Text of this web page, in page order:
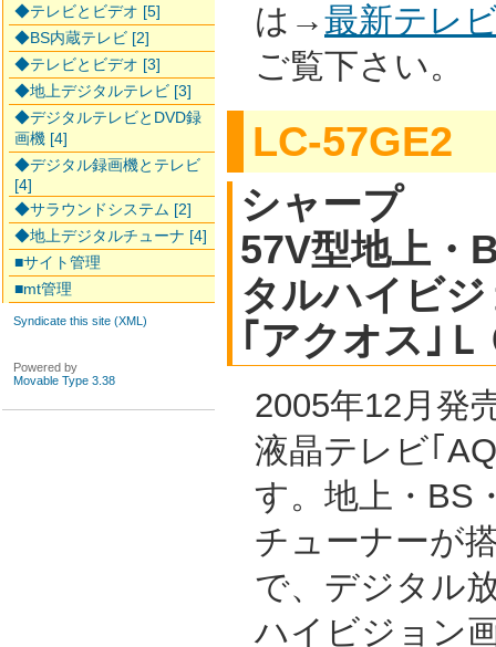
は→最新テレ
ご覧下さい。
LC-57GE2
シャープ
57V型地上・
タルハイビ
｢アクオス｣
2005年12月発
液晶テレビ｢
す。地上・BS
チューナーが
で、デジタル
ハイビジョン
◆テレビとビデオ [5]
◆BS内蔵テレビ [2]
◆テレビとビデオ [3]
◆地上デジタルテレビ [3]
◆デジタルテレビとDVD録
画機 [4]
◆デジタル録画機とテレビ
[4]
◆サラウンドシステム [2]
◆地上デジタルチューナ [4]
■サイト管理
■mt管理
Syndicate this site (XML)
Powered by
Movable Type 3.38